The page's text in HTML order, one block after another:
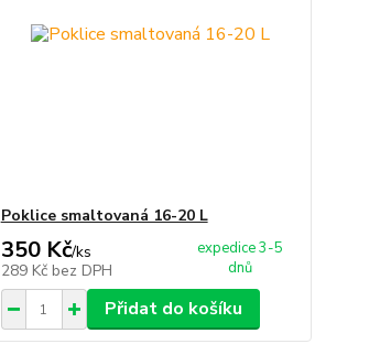
Poklice smaltovaná 16-20 L
350 Kč/ks
289 Kč bez DPH
expedice 3-5
dnů
Přidat do košíku